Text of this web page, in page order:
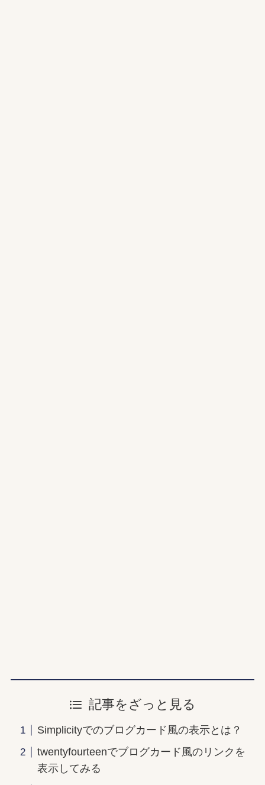
記事をざっと見る
Simplicityでのブログカード風の表示とは？
twentyfourteenでブログカード風のリンクを
表示してみる